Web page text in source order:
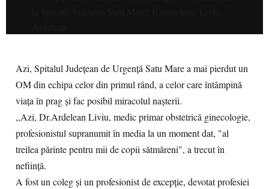
Azi, Spitalul Județean de Urgență Satu Mare a mai pierdut un
OM din echipa celor din primul rând, a celor care întâmpină
viața în prag și fac posibil miracolul nașterii.
,,Azi, Dr.Ardelean Liviu, medic primar obstetrică ginecologie,
profesionistul supranumit în media la un moment dat, "al
treilea părinte pentru mii de copii sătmăreni", a trecut în
neființă.
A fost un coleg și un profesionist de excepție, devotat profesiei